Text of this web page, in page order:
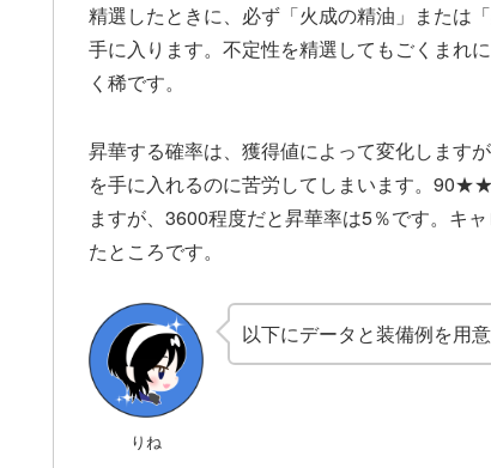
精選したときに、必ず「火成の精油」または
手に入ります。不定性を精選してもごくまれ
く稀です。
昇華する確率は、獲得値によって変化します
を手に入れるのに苦労してしまいます。
ますが、3600程度だと昇華率は5％です。キ
たところです。
りね
以下にデータと装備例を用